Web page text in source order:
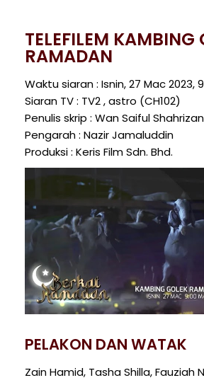
TELEFILEM KAMBING
RAMADAN
Waktu siaran : Isnin, 27 Mac 2023,
Siaran TV : TV2 , astro (CH102)
Penulis skrip : Wan Saiful Shahrizan
Pengarah : Nazir Jamaluddin
Produksi : Keris Film Sdn. Bhd.
PELAKON DAN WATAK
Zain Hamid, Tasha Shilla, Fauziah